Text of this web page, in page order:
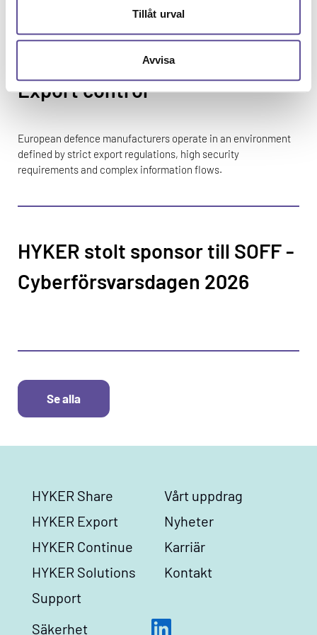
Tillåt urval
Avvisa
Export control
European defence manufacturers operate in an environment
defined by strict export regulations, high security
requirements and complex information flows.
HYKER stolt sponsor till SOFF -
Cyberförsvarsdagen 2026
Se alla
HYKER Share
HYKER Export
HYKER Continue
HYKER Solutions
Support
Vårt uppdrag
Nyheter
Karriär
Kontakt
Säkerhet